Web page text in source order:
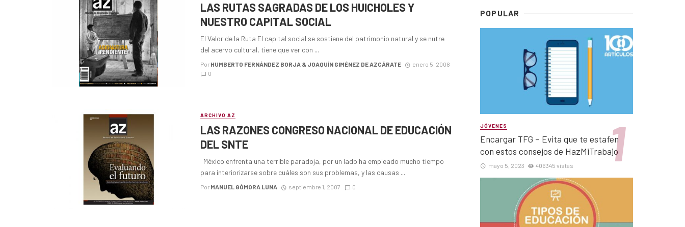
LAS RUTAS SAGRADAS DE LOS HUICHOLES Y
NUESTRO CAPITAL SOCIAL
El Valor de la Ruta El capital social se sostiene del patrimonio natural y se nutre
del acervo cultural, tiene que ver con ...
Por HUMBERTO FERNÁNDEZ BORJA & JOAQUÍN GIMÉNEZ DE AZCÁRATE
enero 5, 2008
0
ARCHIVO AZ
LAS RAZONES CONGRESO NACIONAL DE EDUCACIÓN
DEL SNTE
México enfrenta una terrible paradoja, por un lado ha empleado mucho tiempo
para interiorizarse sobre cuáles son sus problemas, y las causas ...
Por MANUEL GÓMORA LUNA septiembre 1, 2007 0
POPULAR
JÓVENES
Encargar TFG – Evita que te estafen
con estos consejos de HazMiTrabajo
mayo 5, 2023 406345 vistas